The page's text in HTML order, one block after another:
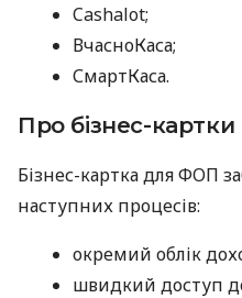
Cashalot;
ВчасноКаса;
СмартКаса.
Про бізнес-картки
Бізнес-картка для ФОП
наступних процесів:
окремий облік
швидкий доступ